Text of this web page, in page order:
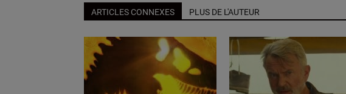
ARTICLES CONNEXES PLUS DE L'AUTEUR